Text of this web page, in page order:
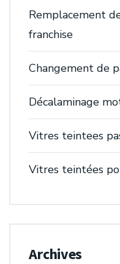
Remplacement
franchise
Changement de
Décalaminage
Vitres teintees
Vitres teintées
Archives